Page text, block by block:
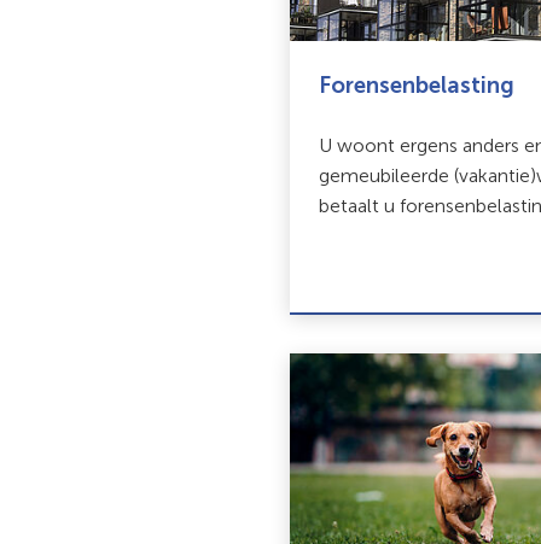
Forensenbelasting
U woont ergens anders
gemeubileerde
betaalt u